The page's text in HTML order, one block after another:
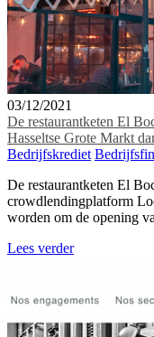
03/12/2021
De restaurantketen El
Hasseltse Grote Markt
Bedrijfskrediet
De restaurantketen El
crowdlendingplatform
worden om de opening
Lees verder